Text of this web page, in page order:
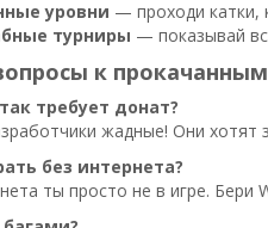
уровни — проходи катки,
турниры — показывай
к
требует донат?
жадные! Они хотят
без интернета?
ты просто не в игре. Бери